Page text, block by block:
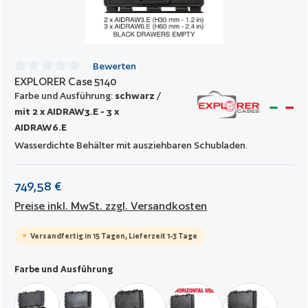
Durchschnittliche Bewertung von 0 von 5 Sternen
Bewerten
EXPLORER Case 5140
Farbe und Ausführung: schwarz /
mit 2 x AIDRAW3.E - 3 x
AIDRAW6.E
Wasserdichte Behälter mit ausziehbaren Schubladen.
749,58 €
Preise inkl. MwSt. zzgl. Versandkosten
Versandfertig in 15 Tagen, Lieferzeit 1-3 Tage
Farbe und Ausführungauswählen